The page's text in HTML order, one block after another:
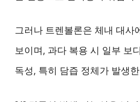
그러나 트렌볼론은 체내 대사
보이며, 과다 복용 시 일부 보
독성, 특히 담즙 정체가 발생